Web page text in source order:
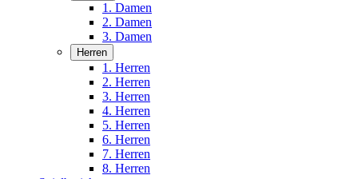
1. Damen
2. Damen
3. Damen
Herren
1. Herren
2. Herren
3. Herren
4. Herren
5. Herren
6. Herren
7. Herren
8. Herren